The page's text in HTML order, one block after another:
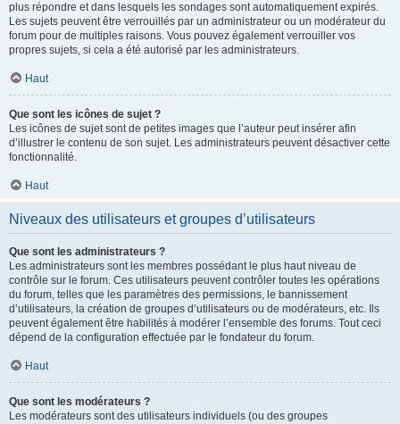
plus répondre et dans lesquels les sondages sont automatiquement expirés.
Les sujets peuvent être verrouillés par un administrateur ou un modérateur du
forum pour de multiples raisons. Vous pouvez également verrouiller vos
propres sujets, si cela a été autorisé par les administrateurs.
Haut
Que sont les icônes de sujet ?
Les icônes de sujet sont de petites images que l’auteur peut insérer afin
d’illustrer le contenu de son sujet. Les administrateurs peuvent désactiver cette
fonctionnalité.
Haut
Niveaux des utilisateurs et groupes d’utilisateurs
Que sont les administrateurs ?
Les administrateurs sont les membres possédant le plus haut niveau de
contrôle sur le forum. Ces utilisateurs peuvent contrôler toutes les opérations
du forum, telles que les paramètres des permissions, le bannissement
d’utilisateurs, la création de groupes d’utilisateurs ou de modérateurs, etc. Ils
peuvent également être habilités à modérer l’ensemble des forums. Tout ceci
dépend de la configuration effectuée par le fondateur du forum.
Haut
Que sont les modérateurs ?
Les modérateurs sont des utilisateurs individuels (ou des groupes